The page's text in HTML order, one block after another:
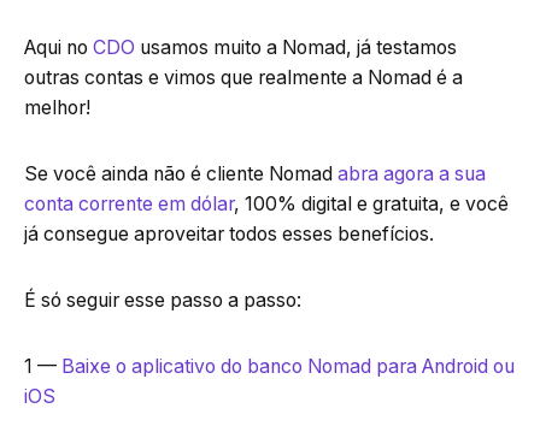
Aqui no CDO usamos muito a Nomad, já testamos
outras contas e vimos que realmente a Nomad é a
melhor!
Se você ainda não é cliente Nomad abra agora a sua
conta corrente em dólar, 100% digital e gratuita, e você
já consegue aproveitar todos esses benefícios.
É só seguir esse passo a passo:
1 — Baixe o aplicativo do banco Nomad para Android ou
iOS